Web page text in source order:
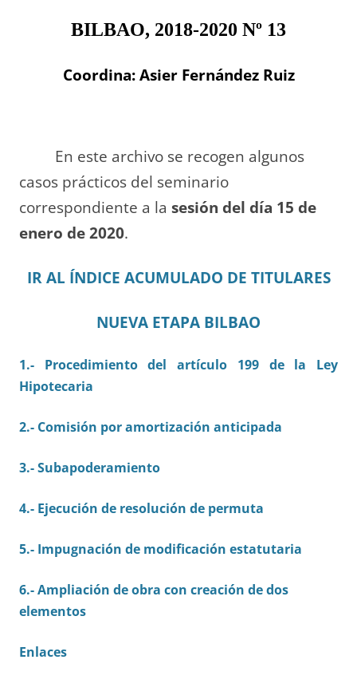
BILBAO, 2018-2020 Nº 13
Coordina: Asier Fernández Ruiz
En este archivo se recogen algunos
casos prácticos del seminario
correspondiente a la sesión del día 15 de
enero de 2020.
IR AL ÍNDICE ACUMULADO DE TITULARES
NUEVA ETAPA BILBAO
1.- Procedimiento del artículo 199 de la Ley
Hipotecaria
2.- Comisión por amortización anticipada
3.- Subapoderamiento
4.- Ejecución de resolución de permuta
5.- Impugnación de modificación estatutaria
6.- Ampliación de obra con creación de dos
elementos
Enlaces